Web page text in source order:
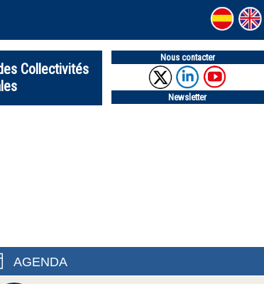
Collectivités
Nous contacter
Newsletter
AGENDA